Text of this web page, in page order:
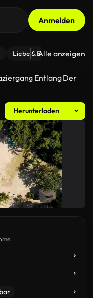
Anmelden
Liebe & Beziehungen
Alle anzeigen
Entlang Der
Herunterladen